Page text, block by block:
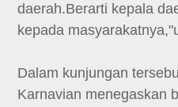
daerah.Berarti kepala
kepada
Dalam kunjungan
Karnavian menegaskan